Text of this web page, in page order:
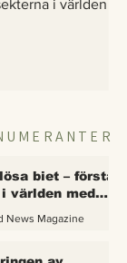
i världen att
biet – första
världen med
News Magazine